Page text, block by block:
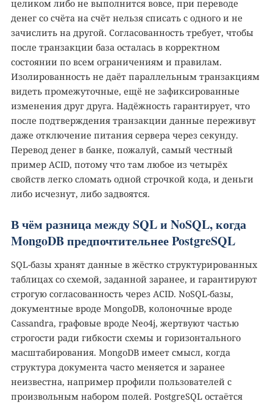
целиком либо не выполнится вовсе, при переводе
денег со счёта на счёт нельзя списать с одного и не
зачислить на другой. Согласованность требует, чтобы
после транзакции база осталась в корректном
состоянии по всем ограничениям и правилам.
Изолированность не даёт параллельным транзакциям
видеть промежуточные, ещё не зафиксированные
изменения друг друга. Надёжность гарантирует, что
после подтверждения транзакции данные переживут
даже отключение питания сервера через секунду.
Перевод денег в банке, пожалуй, самый честный
пример ACID, потому что там любое из четырёх
свойств легко сломать одной строчкой кода, и деньги
либо исчезнут, либо задвоятся.
В чём разница между SQL и NoSQL, когда
MongoDB предпочтительнее PostgreSQL
SQL-базы хранят данные в жёстко структурированных
таблицах со схемой, заданной заранее, и гарантируют
строгую согласованность через ACID. NoSQL-базы,
документные вроде MongoDB, колоночные вроде
Cassandra, графовые вроде Neo4j, жертвуют частью
строгости ради гибкости схемы и горизонтального
масштабирования. MongoDB имеет смысл, когда
структура документа часто меняется и заранее
неизвестна, например профили пользователей с
произвольным набором полей. PostgreSQL остаётся